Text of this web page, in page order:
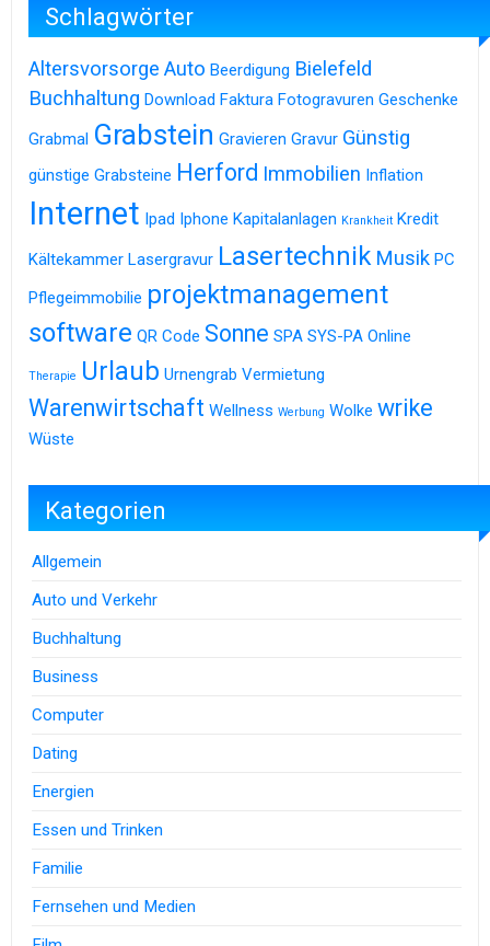
Schlagwörter
Altersvorsorge Auto Beerdigung Bielefeld
Buchhaltung Download Faktura Fotogravuren Geschenke
Grabmal Grabstein Gravieren Gravur Günstig
günstige Grabsteine Herford Immobilien Inflation
Internet Ipad Iphone Kapitalanlagen Krankheit Kredit
Kältekammer Lasergravur Lasertechnik Musik PC
Pflegeimmobilie projektmanagement
software QR Code Sonne SPA SYS-PA Online
Therapie Urlaub Urnengrab Vermietung
Warenwirtschaft Wellness Werbung Wolke wrike
Wüste
Kategorien
Allgemein
Auto und Verkehr
Buchhaltung
Business
Computer
Dating
Energien
Essen und Trinken
Familie
Fernsehen und Medien